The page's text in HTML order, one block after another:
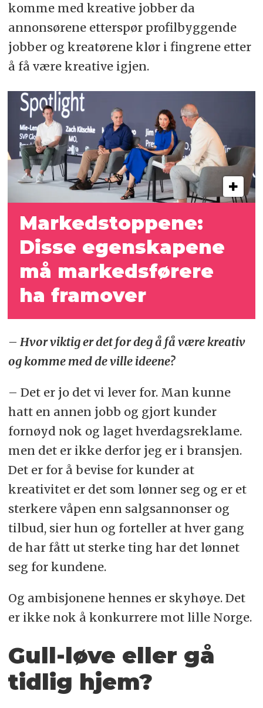
komme med kreative jobber da
annonsørene etterspør profilbyggende
jobber og kreatørene klør i fingrene etter
å få være kreative igjen.
Markedstoppene:
Disse egenskapene
må markedsførere
ha framover
– Hvor viktig er det for deg å få være kreativ
og komme med de ville ideene?
– Det er jo det vi lever for. Man kunne
hatt en annen jobb og gjort kunder
fornøyd nok og laget hverdagsreklame.
men det er ikke derfor jeg er i bransjen.
Det er for å bevise for kunder at
kreativitet er det som lønner seg og er et
sterkere våpen enn salgsannonser og
tilbud, sier hun og forteller at hver gang
de har fått ut sterke ting har det lønnet
seg for kundene.
Og ambisjonene hennes er skyhøye. Det
er ikke nok å konkurrere mot lille Norge.
Gull-løve eller gå
tidlig hjem?